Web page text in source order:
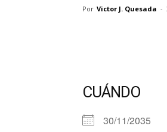
Por Victor J. Quesada -
CUÁNDO
30/11/2035